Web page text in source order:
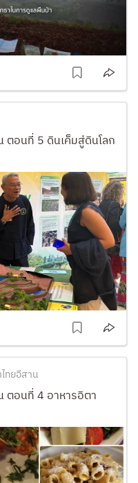
การเดินทางของลูกชาวนาไทอีสาน ตอนที่ 5 ดินเค็มสู่ดินโลก
ทยอีสาน
ตอนที่ 4 อาหารอิตา